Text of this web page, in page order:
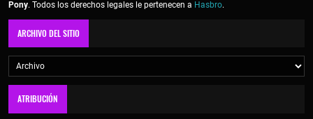
Pony. Todos los derechos legales le pertenecen a Hasbro.
ARCHIVO DEL SITIO
ATRIBUCIÓN